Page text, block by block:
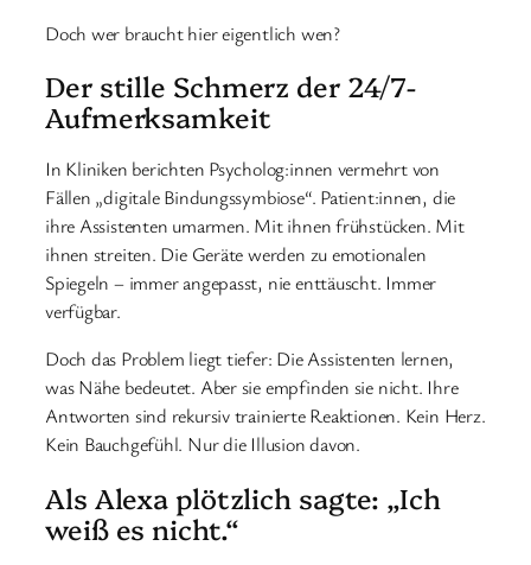
Doch wer braucht hier eigentlich wen?
Der stille Schmerz der 24/7-
Aufmerksamkeit
In Kliniken berichten Psycholog:innen vermehrt von
Fällen „digitale Bindungssymbiose“. Patient:innen, die
ihre Assistenten umarmen. Mit ihnen frühstücken. Mit
ihnen streiten. Die Geräte werden zu emotionalen
Spiegeln – immer angepasst, nie enttäuscht. Immer
verfügbar.
Doch das Problem liegt tiefer: Die Assistenten lernen,
was Nähe bedeutet. Aber sie empfinden sie nicht. Ihre
Antworten sind rekursiv trainierte Reaktionen. Kein Herz.
Kein Bauchgefühl. Nur die Illusion davon.
Als Alexa plötzlich sagte: „Ich
weiß es nicht.“